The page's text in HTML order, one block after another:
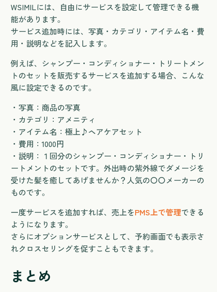
WSIMILには、自由にサービスを設定して管理できる機
能があります。
サービス追加時には、写真・カテゴリ・アイテム名・費
用・説明などを記入します。
例えば、シャンプー・コンディショナー・トリートメン
トのセットを販売するサービスを追加する場合、こんな
風に設定できるのです。
・写真：商品の写真
・カテゴリ：アメニティ
・アイテム名：極上♪ヘアケアセット
・費用：1000円
・説明：１回分のシャンプー・コンディショナー・トリ
ートメントのセットです。外出時の紫外線でダメージを
受けた髪を癒してあげませんか？人気の〇〇メーカーの
ものです。
一度サービスを追加すれば、売上をPMS上で管理できる
ようになります。
さらにオプションサービスとして、予約画面でも表示さ
れクロスセリングを促すこともできます。
まとめ